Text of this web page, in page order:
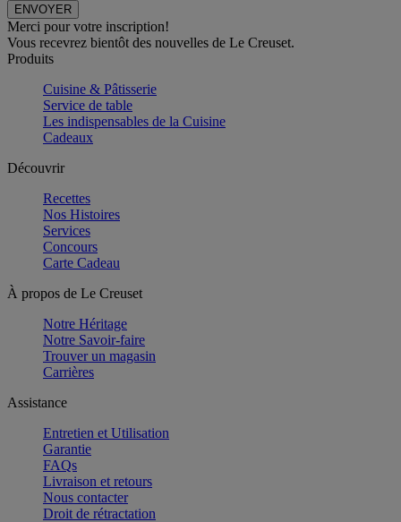
Merci pour votre inscription!
Vous recevrez bientôt des nouvelles de Le Creuset.
Produits
Cuisine & Pâtisserie
Service de table
Les indispensables de la Cuisine
Cadeaux
Découvrir
Recettes
Nos Histoires
Services
Concours
Carte Cadeau
À propos de Le Creuset
Notre Héritage
Notre Savoir-faire
Trouver un magasin
Carrières
Assistance
Entretien et Utilisation
Garantie
FAQs
Livraison et retours
Nous contacter
Droit de rétractation